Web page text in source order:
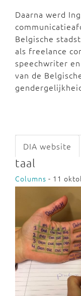
Daarna werd
Belgische
als freelance
speechwriter
van de
DIA website
taal
Columns - 11